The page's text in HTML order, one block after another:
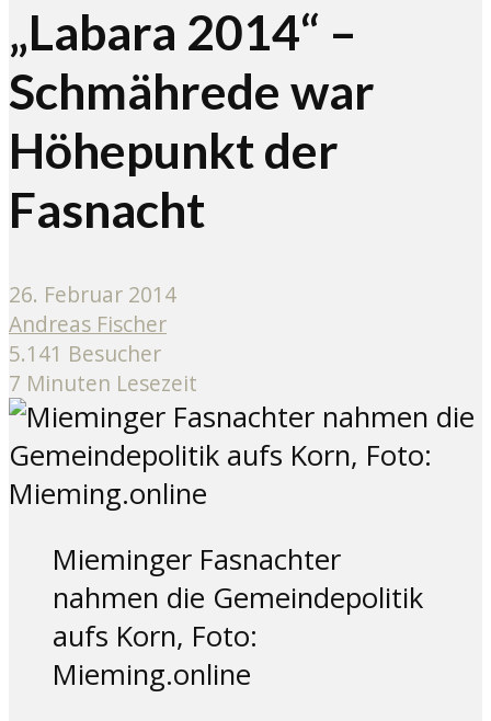
„Labara 2014“ –
Schmährede war
Höhepunkt der
Fasnacht
26. Februar 2014
Andreas Fischer
5.141 Besucher
7 Minuten Lesezeit
Mieminger Fasnachter
nahmen die Gemeindepolitik
aufs Korn, Foto:
Mieming.online